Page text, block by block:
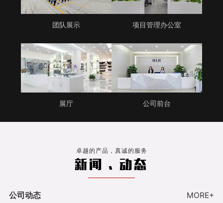
团队展示 项目管理办公室
展厅 公司前台
卓越的产品，真诚的服务
新闻 . 动态
公司动态 MORE+